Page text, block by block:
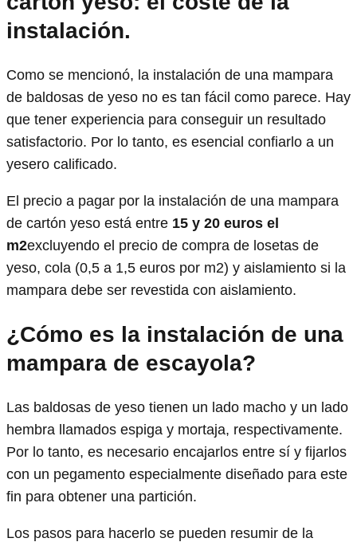
instalación.
Como se mencionó, la instalación de una mampara
de baldosas de yeso no es tan fácil como parece. Hay
que tener experiencia para conseguir un resultado
satisfactorio. Por lo tanto, es esencial confiarlo a un
yesero calificado.
El precio a pagar por la instalación de una mampara
de cartón yeso está entre 15 y 20 euros el
m2excluyendo el precio de compra de losetas de
yeso, cola (0,5 a 1,5 euros por m2) y aislamiento si la
mampara debe ser revestida con aislamiento.
¿Cómo es la instalación de una
mampara de escayola?
Las baldosas de yeso tienen un lado macho y un lado
hembra llamados espiga y mortaja, respectivamente.
Por lo tanto, es necesario encajarlos entre sí y fijarlos
con un pegamento especialmente diseñado para este
fin para obtener una partición.
Los pasos para hacerlo se pueden resumir de la